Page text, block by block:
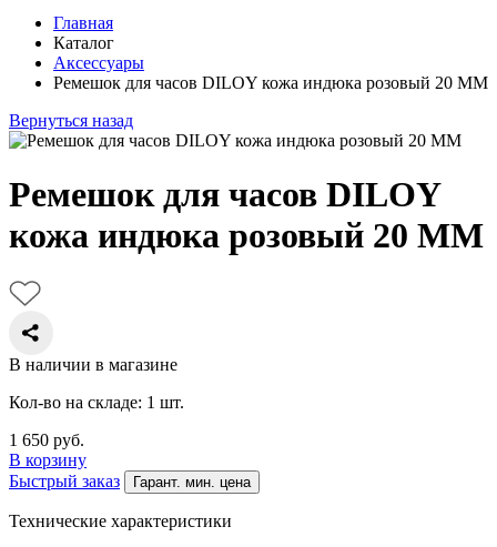
Главная
Каталог
Аксессуары
Ремешок для часов DILOY кожа индюка розовый 20 ММ
Вернуться назад
Ремешок для часов DILOY
кожа индюка розовый 20 ММ
В наличии в магазине
Кол-во на складе: 1 шт.
1 650 руб.
В корзину
Быстрый заказ
Гарант. мин. цена
Технические характеристики